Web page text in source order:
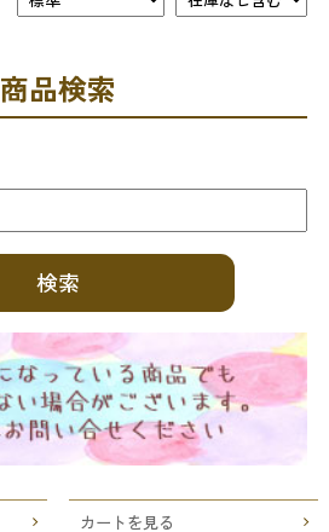
商品検索
カートを見る